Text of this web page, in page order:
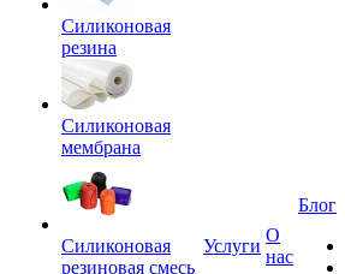
Силиконовая
резина
Силиконовая
мембрана
Силиконовая
резиновая смесь
Услуги
О
нас
Блог